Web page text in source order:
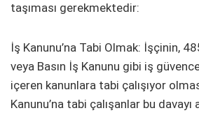
taşıması gerekmektedir:
İş Kanunu’na Tabi Olmak: İşçinin,
veya Basın İş Kanunu gibi iş
içeren kanunlara tabi çalışıyor
Kanunu’na tabi çalışanlar bu davayı